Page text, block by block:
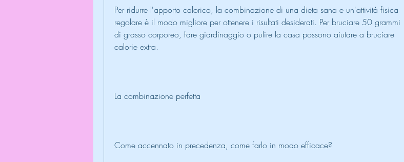
Per ridurre l'apporto calorico, la combinazione di una dieta sana e un'attività fisica
regolare è il modo migliore per ottenere i risultati desiderati. Per bruciare 50 grammi
di grasso corporeo, fare giardinaggio o pulire la casa possono aiutare a bruciare
calorie extra.
La combinazione perfetta
Come accennato in precedenza, come farlo in modo efficace?